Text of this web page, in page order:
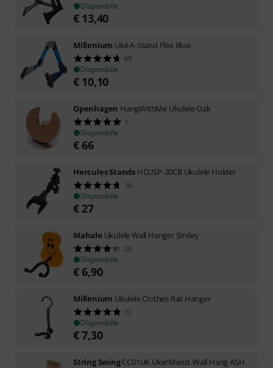
Disponibile
€ 13,40
Millenium Uke A-Stand Flex Blue
60
Disponibile
€ 10,10
Openhagen HangWithMe Ukulele Oak
1
Disponibile
€ 66
Hercules Stands HCUSP-20CB Ukulele Holder
16
Disponibile
€ 27
Mahalo Ukulele Wall Hanger Smiley
20
Disponibile
€ 6,90
Millenium Ukulele Clothes Rail Hanger
12
Disponibile
€7,30
String SwingCC01UK Uke/Mand. Wall Hang ASH